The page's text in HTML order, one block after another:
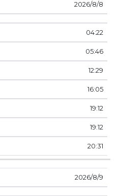
8‏‏/8‏‏/2026
04:22
05:46
12:29
16:05
19:12
19:12
20:31
9‏‏/8‏‏/2026